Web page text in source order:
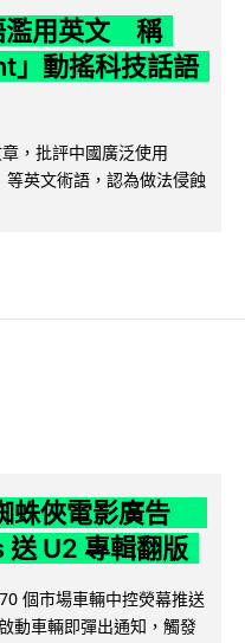
濫用英文 稱
」動搖科技話語
，批評中國廣泛使用
等英文術語，認為做法侵蝕
蛛俠電影廣告
送 U2 專輯翻版
個市場車輛中控熒幕推送
動車輛即彈出通知，觸發